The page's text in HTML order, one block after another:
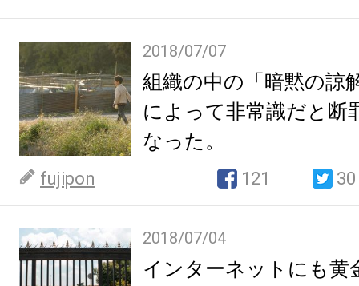
2018/07/07
組織の中の「暗黙の諒
によって非常識だと断
なった。
fujipon 121 30
2018/07/04
インターネットにも黄